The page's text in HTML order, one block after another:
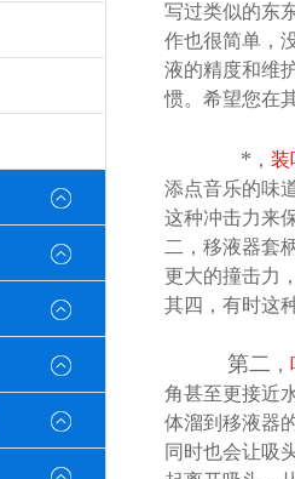
写过类似的东
作也很简单，
液的精度和维
惯。希望您在
* ， 装
添点音乐的味
这种冲击力来
二，移液器套
更大的撞击力
其四，有时这
第二 ，
角甚至更接近
体溜到移液器
同时也会让吸